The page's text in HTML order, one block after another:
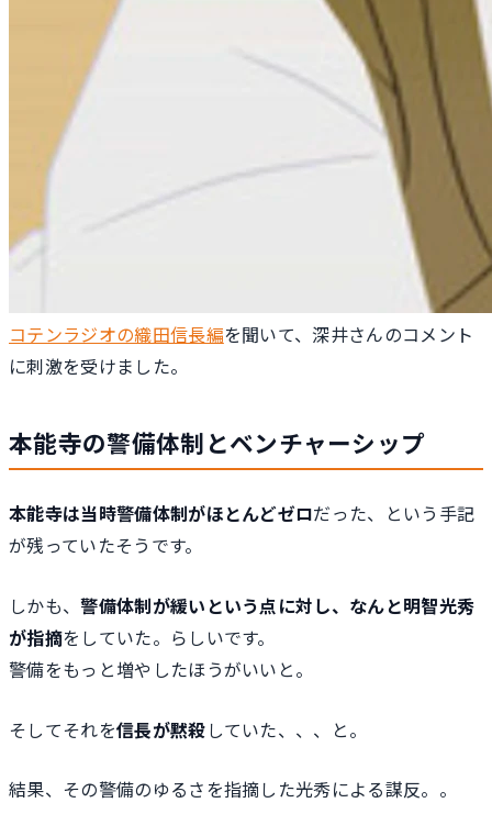
コテンラジオの織田信長編を聞いて、深井さんのコメント
に刺激を受けました。
本能寺の警備体制とベンチャーシップ
本能寺は当時警備体制がほとんどゼロだった、という手記
が残っていたそうです。
しかも、警備体制が緩いという点に対し、なんと明智光秀
が指摘をしていた。らしいです。
警備をもっと増やしたほうがいいと。
そしてそれを信長が黙殺していた、、、と。
結果、その警備のゆるさを指摘した光秀による謀反。。